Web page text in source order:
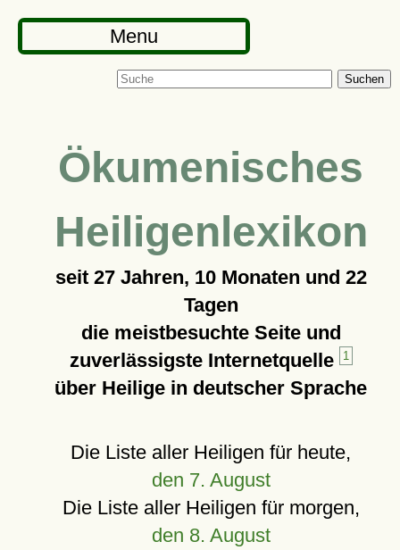
Menu
Suchen
Ökumenisches
Heiligenlexikon
seit 27 Jahren, 10 Monaten und 22
Tagen
die meistbesuchte Seite und
zuverlässigste Internetquelle
1
über Heilige in deutscher Sprache
Die Liste aller Heiligen für heute,
den 7. August
Die Liste aller Heiligen für morgen,
den 8. August